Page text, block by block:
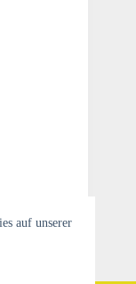
auf unserer